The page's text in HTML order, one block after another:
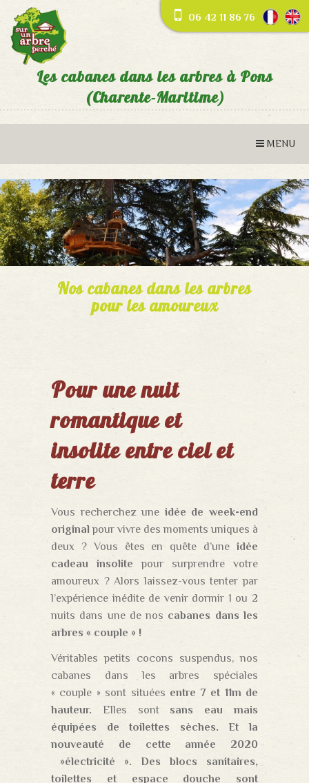
Les cabanes dans les arbres à Pons
(Charente-Maritime)
06 42 11 86 76
Nos cabanes dans les arbres
pour les amoureux
Pour une nuit
romantique et
insolite entre ciel et
terre
Vous recherchez une idée de week-end
original pour vivre des moments uniques à
deux ? Vous êtes en quête d’une idée
cadeau insolite pour surprendre votre
amoureux ? Alors laissez-vous tenter par
l’expérience inédite de venir dormir 1 ou 2
nuits dans une de nos cabanes dans les
arbres « couple » !
Véritables petits cocons suspendus, nos
cabanes dans les arbres spéciales
« couple » sont situées entre 7 et 11m de
hauteur. Elles sont sans eau mais
équipées de toilettes sèches. Et la
nouveauté de cette année 2020
»électricité ». Des blocs sanitaires,
toilettes et espace douche sont